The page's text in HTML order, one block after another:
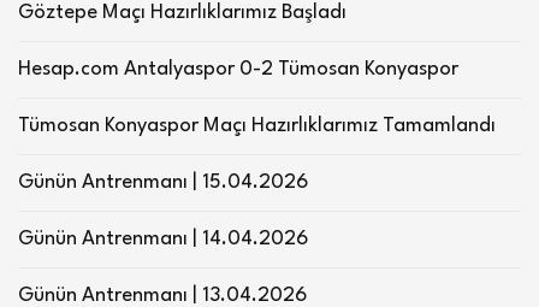
Göztepe Maçı Hazırlıklarımız Başladı
Hesap.com Antalyaspor 0-2 Tümosan Konyaspor
Tümosan Konyaspor Maçı Hazırlıklarımız Tamamlandı
Günün Antrenmanı | 15.04.2026
Günün Antrenmanı | 14.04.2026
Günün Antrenmanı | 13.04.2026